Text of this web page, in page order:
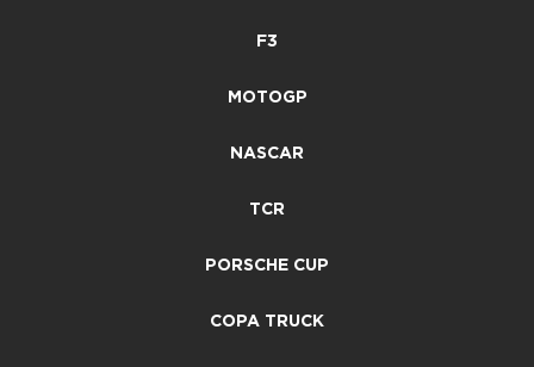
F3
MOTOGP
NASCAR
TCR
PORSCHE CUP
COPA TRUCK